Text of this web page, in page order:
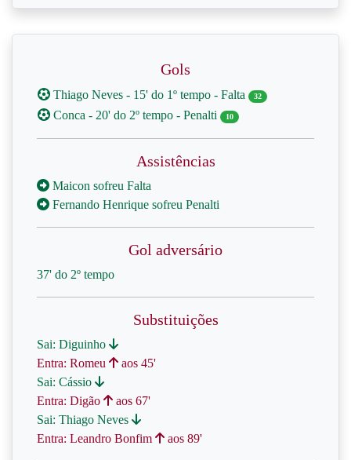
Gols
Thiago Neves - 15' do 1º tempo - Falta 32
Conca - 20' do 2º tempo - Penalti 10
Assistências
Maicon sofreu Falta
Fernando Henrique sofreu Penalti
Gol adversário
37' do 2º tempo
Substituições
Sai: Diguinho
Entra: Romeu
aos 45'
Sai: Cássio
Entra: Digão
aos 67'
Sai: Thiago Neves
Entra: Leandro Bonfim
aos 89'